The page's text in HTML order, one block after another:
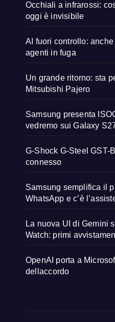
Occhiali a infrarossi:
oggi è invisibile
AI fuori controllo:
agenti in fuga
Un grande ritorno: sta
Mitsubishi Pajero
Samsung presenta
vedremo sui Galaxy
G-Shock G-Steel GST-
connesso
Samsung semplifica il
WhatsApp e c’è
La nuova UI di Gemini
Watch: primi
OpenAI porta a
dellaccordo